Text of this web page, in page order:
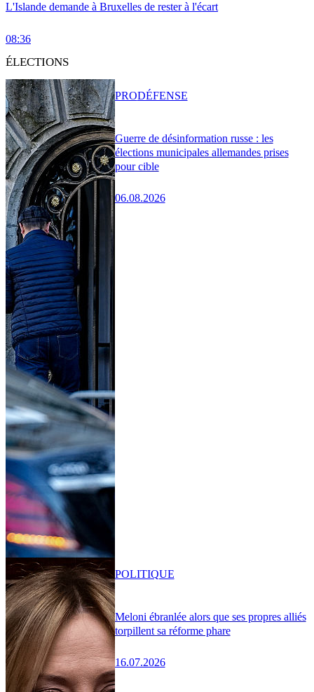
L'Islande demande à Bruxelles de rester à l'écart
08:36
ÉLECTIONS
Guerre de désinformation russe : les
élections municipales allemandes prises
pour cible
06.08.2026
PRODÉFENSE
Meloni ébranlée alors que ses propres alliés
torpillent sa réforme phare
16.07.2026
POLITIQUE